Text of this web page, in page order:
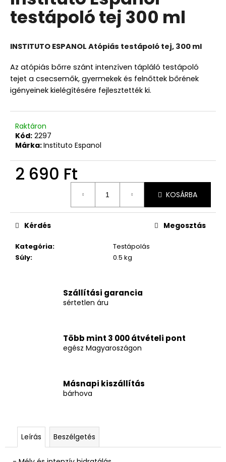
5-
ből
testápoló tej 300 ml
INSTITUTO ESPANOL Atópiás testápoló tej, 300 ml
Az atópiás bőrre szánt intenzíven tápláló testápoló
tejet a csecsemők, gyermekek és felnőttek bőrének
igényeinek kielégítésére fejlesztették ki.
Raktáron
Kód: 2297
Márka:Instituto Espanol
2 690 Ft
KOSÁRBA
Kategória:
Testápolás
Súly: 0.5 kg
Kérdés Megosztás
Szállítási garancia
sértetlen áru
Több mint 3 000 átvételi pont
egész Magyaroszágon
Másnapi kiszállítás
bárhova
Leírás Beszélgetés